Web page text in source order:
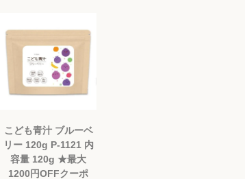
こども青汁 ブルーベ
リー 120g P-1121 内
容量 120g ★最大
1200円OFFクーポ